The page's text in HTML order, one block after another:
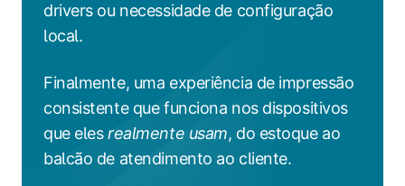
drivers ou necessidade de configuração
local.
Finalmente, uma experiência de impressão
consistente que funciona nos dispositivos
que elesrealmente usam, do estoque ao
balcão de atendimento ao cliente.